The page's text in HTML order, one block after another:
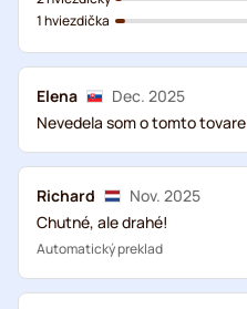
1 hviezdička
Elena
Dec. 2025
Nevedela som o tomto tovare
Richard
Nov. 2025
Chutné, ale drahé!
Automatický preklad